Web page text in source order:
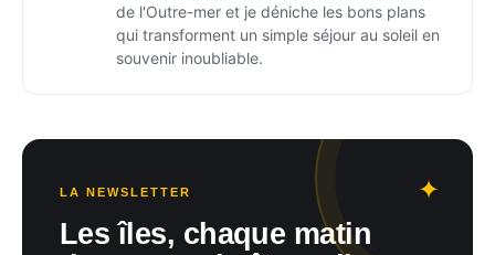
de l'Outre-mer et je déniche les bons plans
qui transforment un simple séjour au soleil en
souvenir inoubliable.
LA NEWSLETTER
Les îles, chaque matin